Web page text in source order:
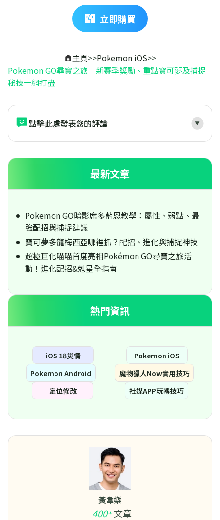
立即購買
主頁>>Pokemon iOS>>
Pokemon GO尋寶之旅｜新賽季獎勵、重點寶可夢及捕捉
秘技一網打盡
點擊此處發表您的評論
最新文章
Pokemon GO暗影席多藍恩教學：屬性、弱點、最
強配招與捕捉建議
寶可夢多龍梅西亞哪裡抓？配招、進化與捕捉神技
超極巨化喵喵首度亮相Pokémon GO尋寶之旅活
動！進化配招&剋星全指南
熱門資訊
iOS 18災情
Pokemon iOS
Pokemon Android
魔物獵人Now實用技巧
定位修改
社媒APP玩轉技巧
黃韋樂
400+文章